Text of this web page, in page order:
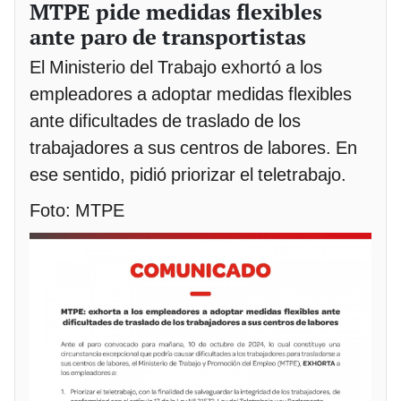
MTPE pide medidas flexibles
ante paro de transportistas
El Ministerio del Trabajo exhortó a los
empleadores a adoptar medidas flexibles
ante dificultades de traslado de los
trabajadores a sus centros de labores. En
ese sentido, pidió priorizar el teletrabajo.
Foto: MTPE